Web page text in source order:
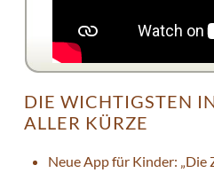
DIE WICHTIGSTEN
ALLER KÜRZE
Neue App für Kinder: „Die